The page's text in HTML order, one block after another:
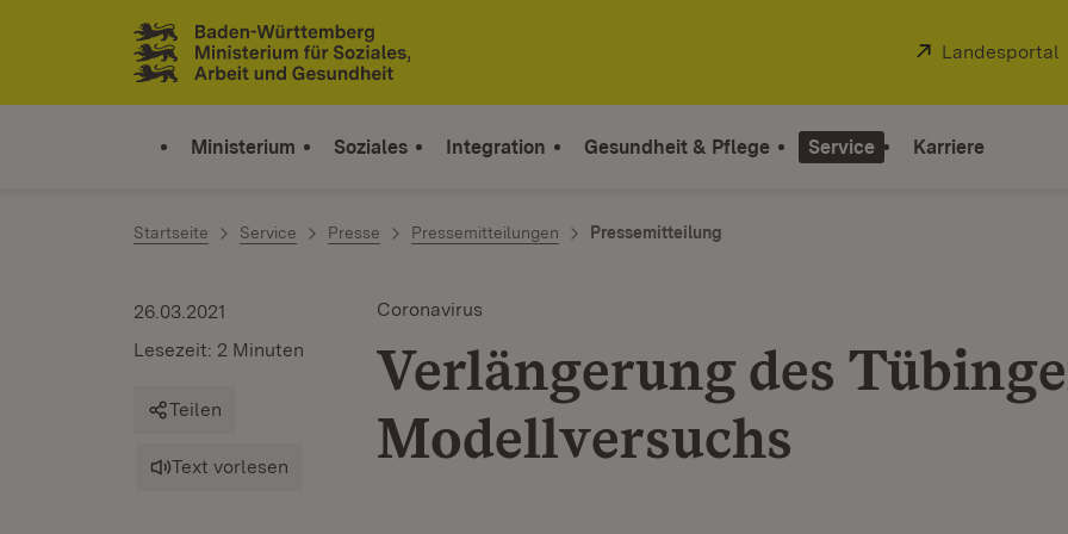
Zum Inhalt springen
Link zur Startseite
Extern:
Landesportal
Ministerium Soziales Integration Gesundheit & Pflege Service Karriere
Startseite Service Presse Pressemitteilungen Pressemitteilung
Coronavirus
Verlängerung des
Modellversuchs
26.03.2021
Lesezeit: 2 Minuten
Teilen
Text vorlesen